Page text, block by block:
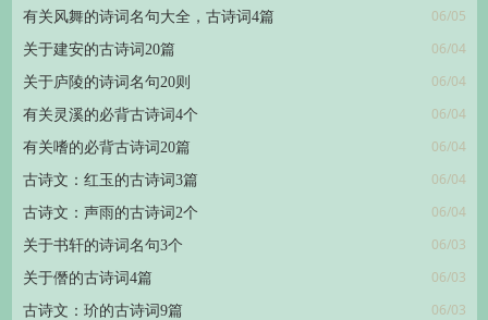
有关风舞的诗词名句大全，古诗词4篇 06/05
关于建安的古诗词20篇 06/04
关于庐陵的诗词名句20则 06/04
有关灵溪的必背古诗词4个 06/04
有关嗜的必背古诗词20篇 06/04
古诗文：红玉的古诗词3篇 06/04
古诗文：声雨的古诗词2个 06/04
关于书轩的诗词名句3个 06/03
关于僭的古诗词4篇 06/03
古诗文：玠的古诗词9篇 06/03